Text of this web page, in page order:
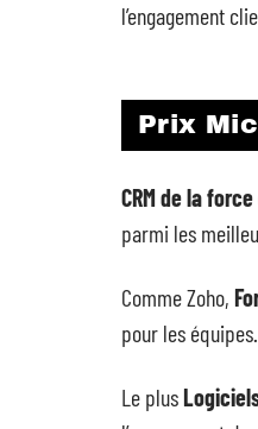
l’engagement
Prix
CRM de la
parmi les
Comme Zoho,
pour les équipes.
Le plus